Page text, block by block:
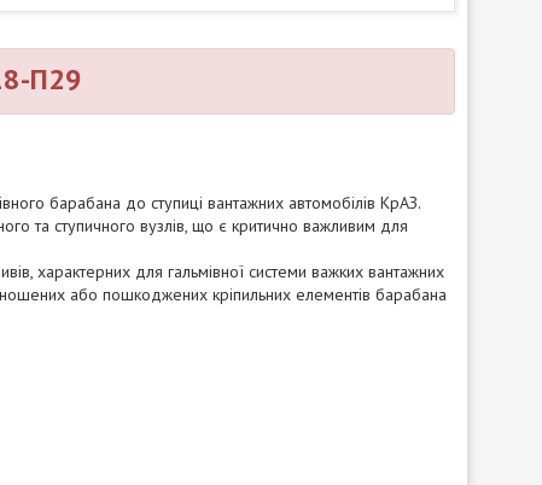
П29
барабана до ступиці вантажних автомобілів КрАЗ.
та ступичного вузлів, що є критично важливим для
характерних для гальмівної системи важких вантажних
або пошкоджених кріпильних елементів барабана